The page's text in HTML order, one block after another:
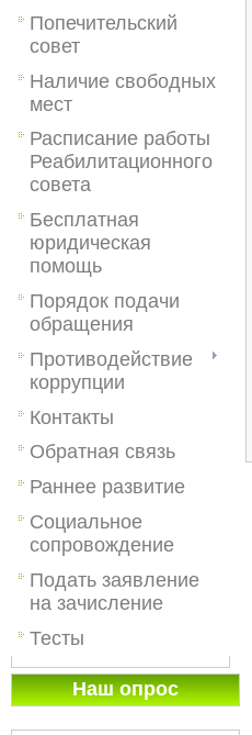
Попечительский
совет
Наличие свободных
мест
Расписание работы
Реабилитационного
совета
Бесплатная
юридическая
помощь
Порядок подачи
обращения
Противодействие
коррупции
Контакты
Обратная связь
Раннее развитие
Социальное
сопровождение
Подать заявление
на зачисление
Тесты
Наш опрос